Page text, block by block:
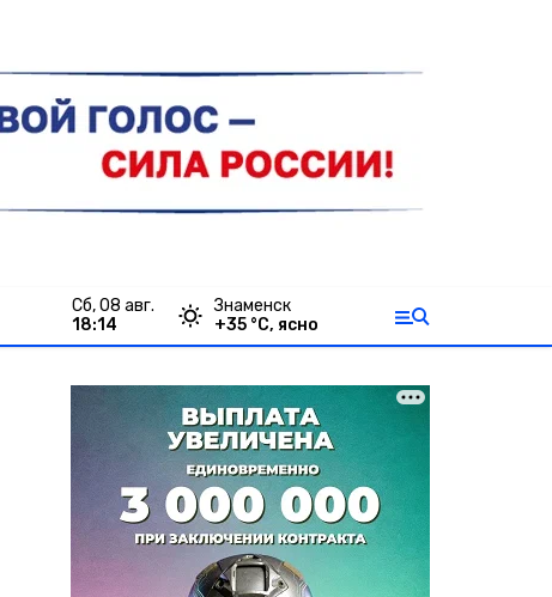
сб, 08 авг.
18:14
Знаменск
+35 °С, ясно